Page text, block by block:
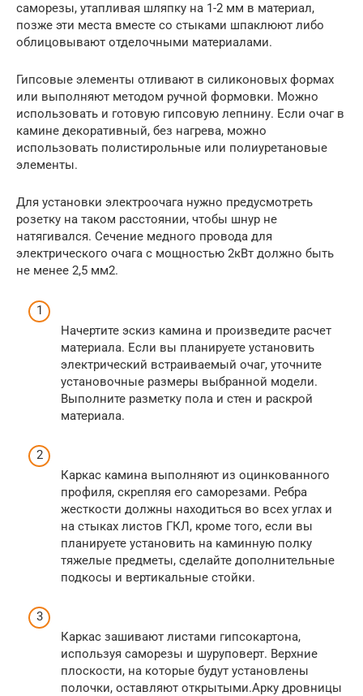
саморезы, утапливая шляпку на 1-2 мм в материал,
позже эти места вместе со стыками шпаклюют либо
облицовывают отделочными материалами.
Гипсовые элементы отливают в силиконовых формах
или выполняют методом ручной формовки. Можно
использовать и готовую гипсовую лепнину. Если очаг в
камине декоративный, без нагрева, можно
использовать полистирольные или полиуретановые
элементы.
Для установки электроочага нужно предусмотреть
розетку на таком расстоянии, чтобы шнур не
натягивался. Сечение медного провода для
электрического очага с мощностью 2кВт должно быть
не менее 2,5 мм2.
Начертите эскиз камина и произведите расчет
материала. Если вы планируете установить
электрический встраиваемый очаг, уточните
установочные размеры выбранной модели.
Выполните разметку пола и стен и раскрой
материала.
Каркас камина выполняют из оцинкованного
профиля, скрепляя его саморезами. Ребра
жесткости должны находиться во всех углах и
на стыках листов ГКЛ, кроме того, если вы
планируете установить на каминную полку
тяжелые предметы, сделайте дополнительные
подкосы и вертикальные стойки.
Каркас зашивают листами гипсокартона,
используя саморезы и шуруповерт. Верхние
плоскости, на которые будут установлены
полочки, оставляют открытыми.Арку дровницы